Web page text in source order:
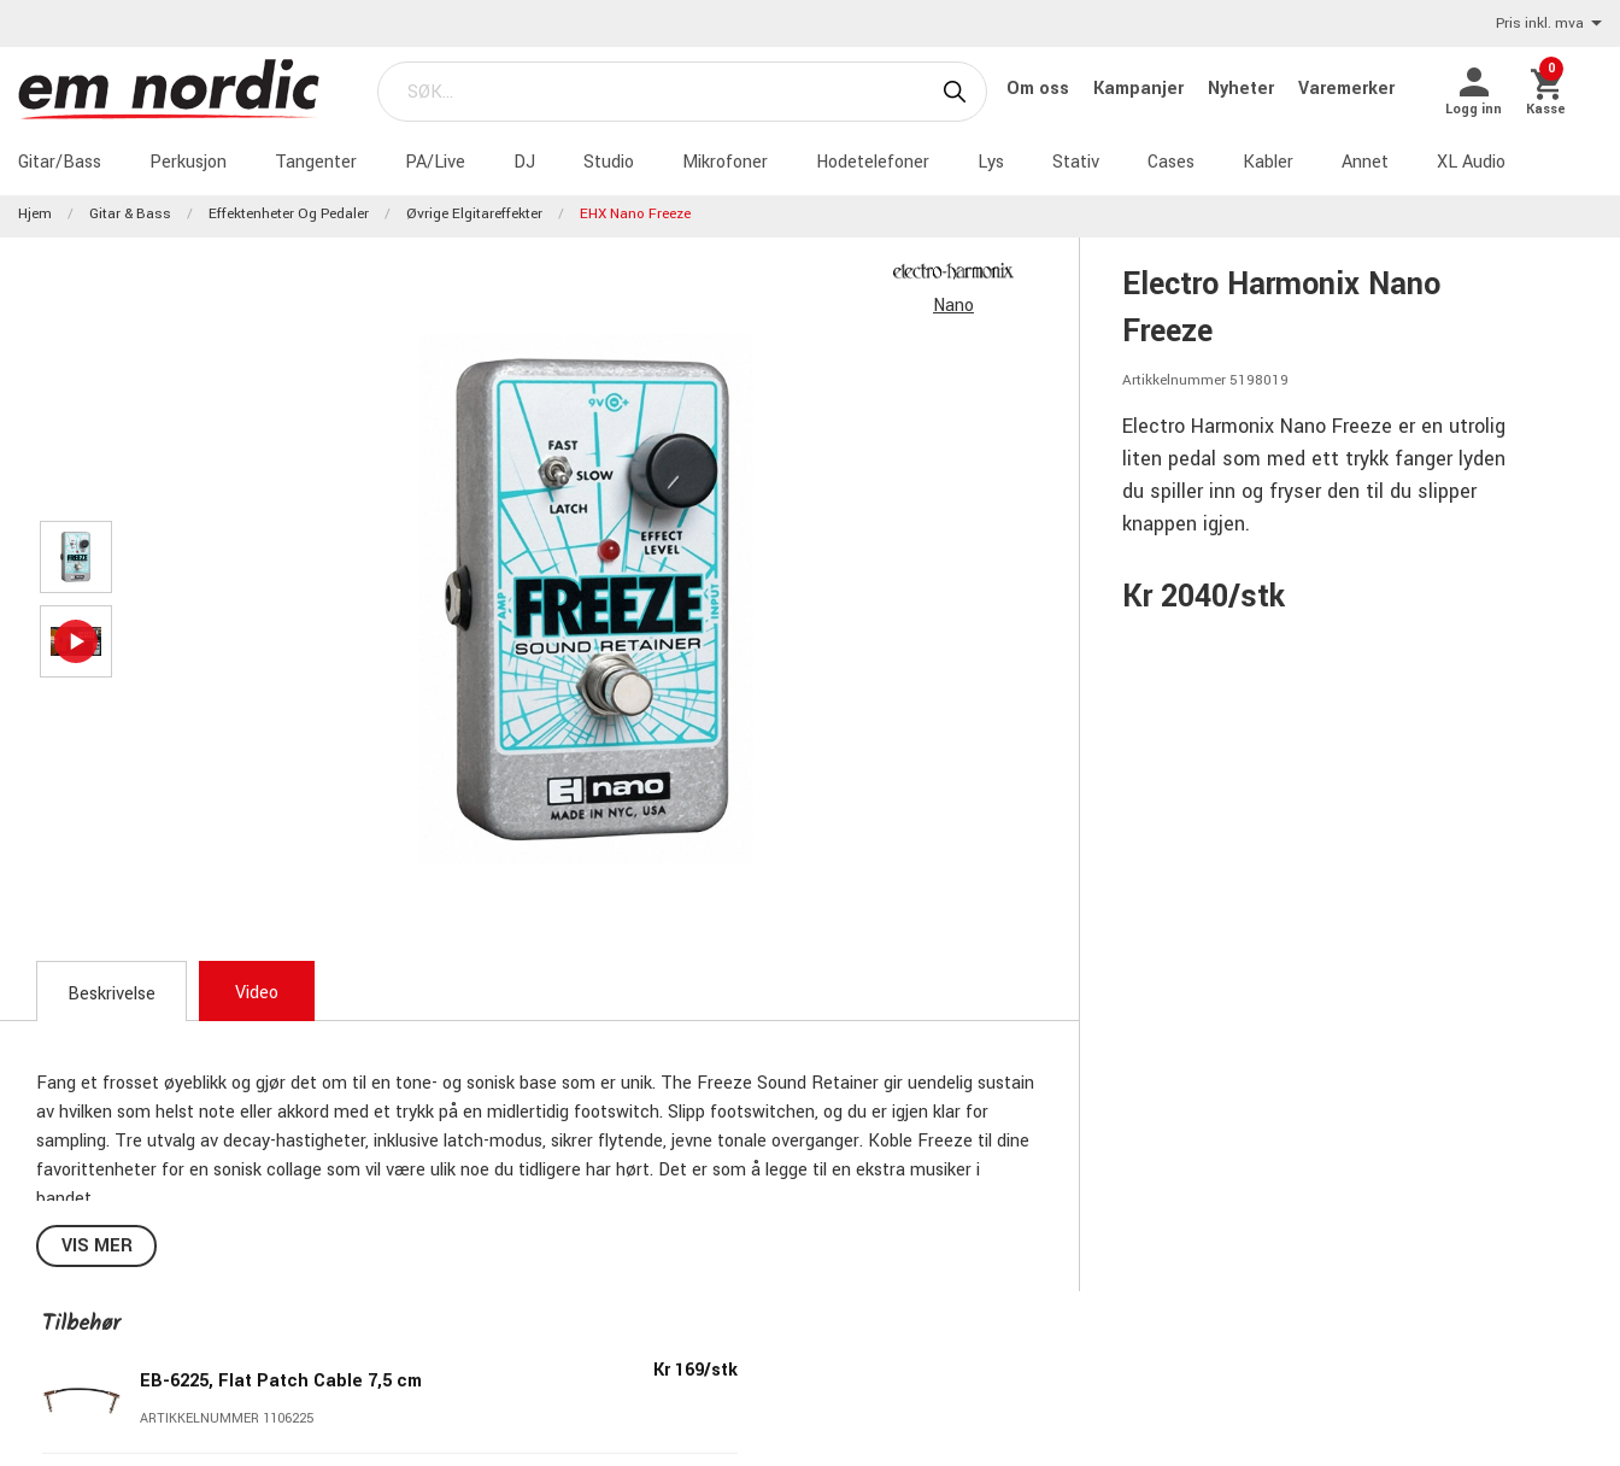
Pris inkl. mva
Om oss Kampanjer Nyheter Varemerker
Logg inn
0
Kasse
Gitar/Bass Perkusjon Tangenter PA/Live DJ Studio Mikrofoner Hodetelefoner Lys Stativ Cases Kabler Annet XL Audio
Hjem Gitar & Bass Effektenheter Og Pedaler Øvrige Elgitareffekter EHX Nano Freeze
Nano
Electro Harmonix Nano
Freeze
Artikkelnummer 5198019
Electro Harmonix Nano Freeze er en utrolig
liten pedal som med ett trykk fanger lyden
du spiller inn og fryser den til du slipper
knappen igjen.
Kr 2040/stk
Beskrivelse Video
Fang et frosset øyeblikk og gjør det om til en tone- og sonisk base som er unik. The Freeze Sound Retainer gir uendelig sustain
av hvilken som helst note eller akkord med et trykk på en midlertidig footswitch. Slipp footswitchen, og du er igjen klar for
sampling. Tre utvalg av decay-hastigheter, inklusive latch-modus, sikrer flytende, jevne tonale overganger. Koble Freeze til dine
favorittenheter for en sonisk collage som vil være ulik noe du tidligere har hørt. Det er som å legge til en ekstra musiker i
bandet.
VIS MER
Tilbehør
EB-6225, Flat Patch Cable 7,5 cm
ARTIKKELNUMMER 1106225
Kr 169/stk